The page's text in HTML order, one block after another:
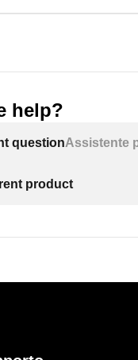
help?
questionAssistente
product